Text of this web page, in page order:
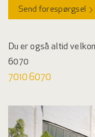
Send forespørgsel
Du er også altid
6070
7010 6070